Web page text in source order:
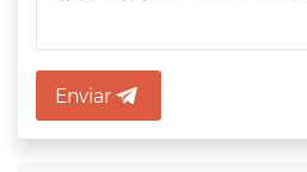
Enviar